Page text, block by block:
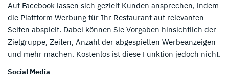
Auf Facebook lassen sich gezielt Kunden ansprechen, indem
die Plattform Werbung für Ihr Restaurant auf relevanten
Seiten abspielt. Dabei können Sie Vorgaben hinsichtlich der
Zielgruppe, Zeiten, Anzahl der abgespielten Werbeanzeigen
und mehr machen. Kostenlos ist diese Funktion jedoch nicht.
Social Media